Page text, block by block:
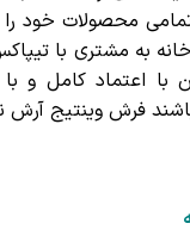
محصولات خود را
به مشتری با
با اعتماد کامل و
فرش وینتیج آرش